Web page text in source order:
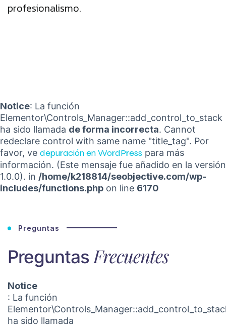
profesionalismo.
Notice: La función
Elementor\Controls_Manager::add_control_to_stack
ha sido llamada de forma incorrecta. Cannot
redeclare control with same name "title_tag". Por
favor, ve depuración en WordPress para más
información. (Este mensaje fue añadido en la versión
1.0.0). in /home/k218814/seobjective.com/wp-
includes/functions.php on line 6170
Preguntas
Preguntas Frecuentes
Notice
: La función
ha sido llamada